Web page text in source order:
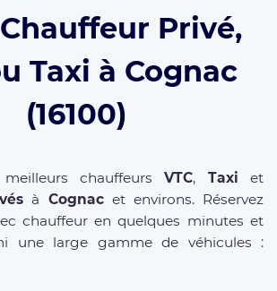
Privé,
Taxi à Cognac
(16100)
meilleurs chauffeursVTC, Taxi et
à Cognacet environs. Réservez
chauffeur en quelques minutes et
une large gamme de véhicules :